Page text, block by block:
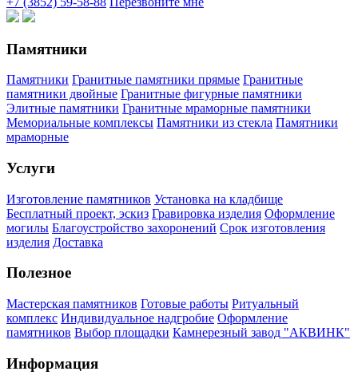
Памятники
Памятники Гранитные памятники прямые Гранитные
памятники двойные Гранитные фигурные памятники
Элитные памятники Гранитные мраморные памятники
Мемориальные комплексы Памятники из стекла Памятники
мраморные
Услуги
Изготовление памятников Установка на кладбище
Бесплатный проект, эскиз Гравировка изделия Оформление
могилы Благоустройство захоронений Срок изготовления
изделия Доставка
Полезное
Мастерская памятников Готовые работы Ритуальный
комплекс Индивидуальное надгробие Оформление
памятников Выбор площадки Камнерезный завод "АКВИНК"
Информация